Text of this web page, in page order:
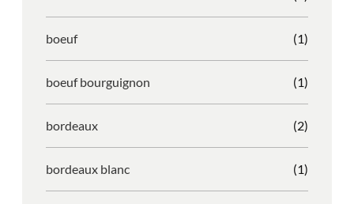
boeuf (1)
boeuf bourguignon (1)
bordeaux (2)
bordeaux blanc (1)